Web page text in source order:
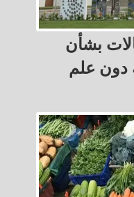
بشأن
دون علم